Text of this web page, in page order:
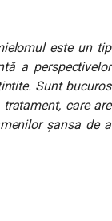
este un tip
a perspectivelor
Sunt bucuros
care are
șansa de a